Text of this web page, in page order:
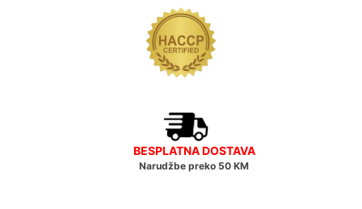
BESPLATNA DOSTAVA
Narudžbe preko 50 KM